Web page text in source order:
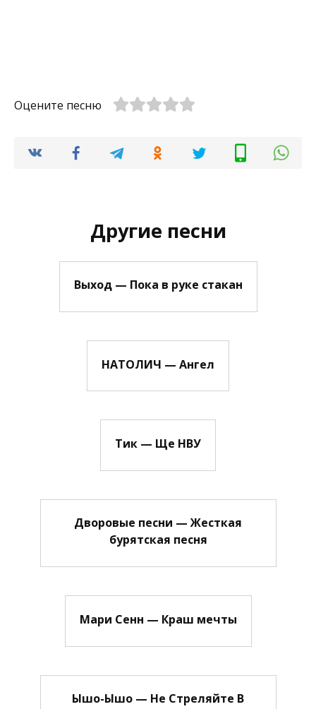
Оцените песню
Другие песни
Выход — Пока в руке стакан
НАТОЛИЧ — Ангел
Тик — Ще НВУ
Дворовые песни — Жесткая
бурятская песня
Мари Сенн — Краш мечты
Ышо-Ышо — Не Стреляйте В